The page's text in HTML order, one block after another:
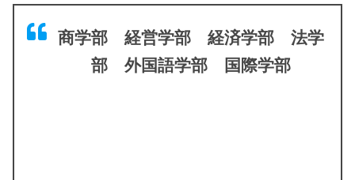
商学部 経営学部 経済学部 法学
部 外国語学部 国際学部